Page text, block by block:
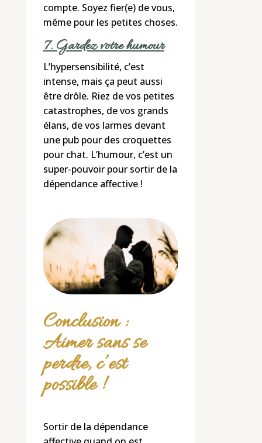
compte. Soyez fier(e) de vous,
même pour les petites choses.
7. Gardez votre humour
L’hypersensibilité, c’est
intense, mais ça peut aussi
être drôle. Riez de vos petites
catastrophes, de vos grands
élans, de vos larmes devant
une pub pour des croquettes
pour chat. L’humour, c’est un
super-pouvoir pour sortir de la
dépendance affective !
Conclusion :
Aimer sans se
perdre, c’est
possible !
Sortir de la dépendance